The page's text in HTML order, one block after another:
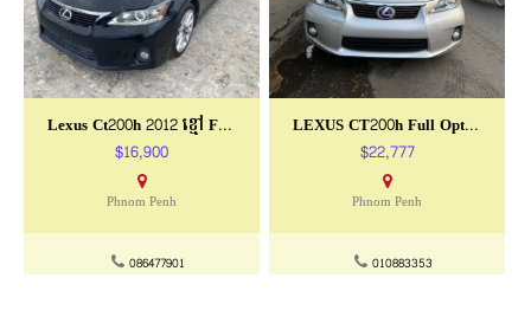
Lexus Ct200h 2012 ខ្មៅ Full Option
$16,900
Phnom Penh
086477901
LEXUS CT200h Full Option ឆ្នាំ 2011
$22,777
Phnom Penh
010883353